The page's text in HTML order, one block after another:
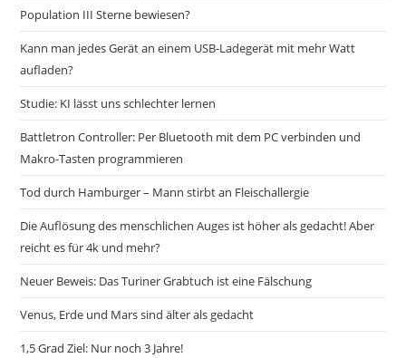
Population III Sterne bewiesen?
Kann man jedes Gerät an einem USB-Ladegerät mit mehr Watt
aufladen?
Studie: KI lässt uns schlechter lernen
Battletron Controller: Per Bluetooth mit dem PC verbinden und
Makro-Tasten programmieren
Tod durch Hamburger – Mann stirbt an Fleischallergie
Die Auflösung des menschlichen Auges ist höher als gedacht! Aber
reicht es für 4k und mehr?
Neuer Beweis: Das Turiner Grabtuch ist eine Fälschung
Venus, Erde und Mars sind älter als gedacht
1,5 Grad Ziel: Nur noch 3 Jahre!